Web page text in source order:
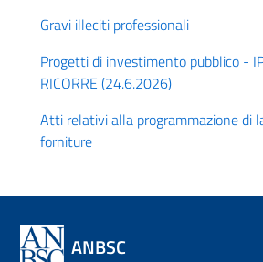
Gravi illeciti professionali
Progetti di investimento pubblico -
RICORRE (24.6.2026)
Atti relativi alla programmazione di
forniture
ANBSC